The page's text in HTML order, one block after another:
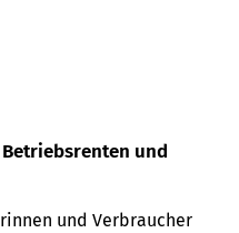
und
und Verbraucher